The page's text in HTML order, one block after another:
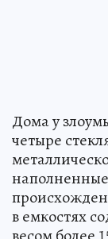
Дома у
четыре
в емкостях